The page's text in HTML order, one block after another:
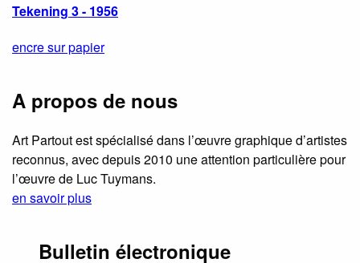
Tekening 3 - 1956
encre sur papier
A propos de nous
Art Partout est spécialisé dans l’œuvre graphique d’artistes
reconnus, avec depuis 2010 une attention particulière pour
l’œuvre de Luc Tuymans.
en savoir plus
Bulletin électronique